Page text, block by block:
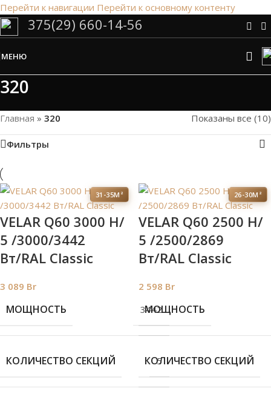
Перейти к навигации Перейти к основному контенту
Сэкономим Ваше время на подбор
Рассчитаем мощность | Предложим от 3х вариантов | В
наличии и под заказ
375(29) 660-14-56
МЕНЮ
320
Главная » 320 Показаны все (10)
Фильтры
31-35М²
VELAR Q60 3000 H/
5 /3000/3442
Вт/RAL Classic
3 089 Br
МОЩНОСТЬ 3442
КОЛИЧЕСТВО СЕКЦИЙ 5
26-30М²
VELAR Q60 2500 H/
5 /2500/2869
Вт/RAL Classic
2 598 Br
МОЩНОСТЬ
КОЛИЧЕСТВО СЕКЦИЙ